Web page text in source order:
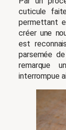
cuticule
permettant
créer une
est
parsemée
remarque
interrompue